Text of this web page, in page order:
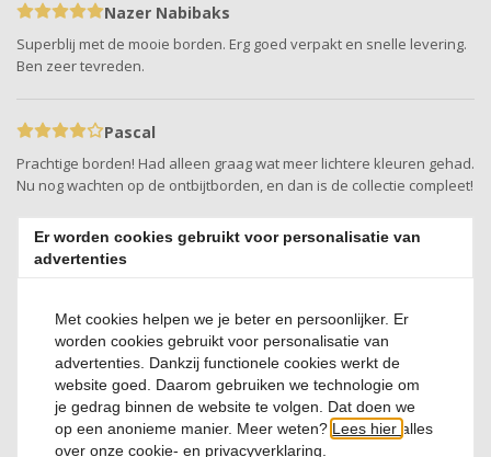
Nazer Nabibaks
Superblij met de mooie borden. Erg goed verpakt en snelle levering.
Ben zeer tevreden.
Pascal
Prachtige borden! Had alleen graag wat meer lichtere kleuren gehad.
Nu nog wachten op de ontbijtborden, en dan is de collectie compleet!
Jessica
Dorien
Echt een schitterend servies. Enige nadeel is dat de borden zwaar
zijn. Moet echt een andere kast vrijmaken. Ook heb ik al een bord
kapot gestoten bij het in de vaatwasser plaatsen. Maar, deze kleine
nadelen wegen niet op tegen het plezier dat ik beleef als ik mijn
Er worden cookies gebruikt voor personalisatie van
advertenties
Met cookies helpen we je beter en persoonlijker. Er
worden cookies gebruikt voor personalisatie van
advertenties. Dankzij functionele cookies werkt de
website goed. Daarom gebruiken we technologie om
je gedrag binnen de website te volgen. Dat doen we
op een anonieme manier. Meer weten? Lees hier alles
over onze cookie- en privacyverklaring.